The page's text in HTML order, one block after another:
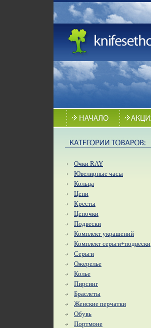
Очки RAY
Ювелирные часы
Кольца
Цепи
Кресты
Цепочки
Подвески
Комплект украшений
Комплект серьги+подвески
Серьги
Ожерелье
Колье
Пирсинг
Браслеты
Женские перчатки
Обувь
Портмоне